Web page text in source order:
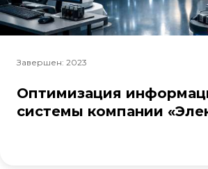
Завершен: 2023
Оптимизация
системы компании